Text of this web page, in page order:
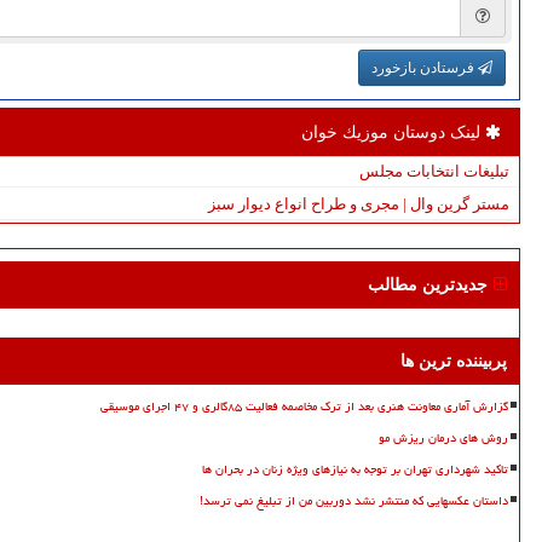
فرستادن بازخورد
لینک دوستان موزیك خوان
تبلیغات انتخابات مجلس
مستر گرین وال | مجری و طراح انواع دیوار سبز
جدیدترین مطالب
پربیننده ترین ها
گزارش آماری معاونت هنری بعد از ترک مخاصمه فعالیت ۸۵گالری و ۴۷ اجرای موسیقی
روش های درمان ریزش مو
تاکید شهرداری تهران بر توجه به نیازهای ویژه زنان در بحران ها
داستان عکسهایی که منتشر نشد دوربین من از تبلیغ نمی ترسد!